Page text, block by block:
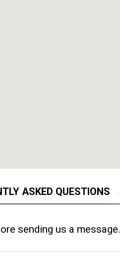
ASKED QUESTIONS
sending us a message.